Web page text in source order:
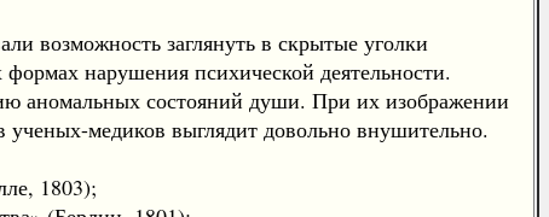
возможность заглянуть в скрытые уголки
нарушения психической деятельности.
аномальных состояний души. При их изображении
медиков выглядит довольно внушительно.
1803);